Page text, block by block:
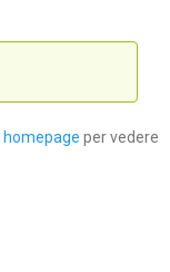
homepage per vedere